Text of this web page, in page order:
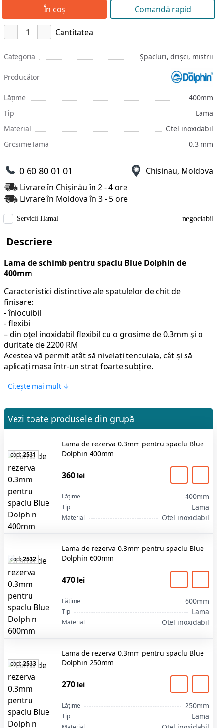
În coș Comandă rapid
Cantitatea
Categoria Șpacluri, drișci, mistrii
Producător
Lățime
400mm
Tip
Lama
Material
Otel inoxidabil
Grosime lamă
0.3 mm
0 60 80 01 01
Chisinau, Moldova
Livrare în Chișinău în 2 - 4 ore
Livrare în Moldova în 3 - 5 ore
Servicii Hamal negociabil
Descriere
Lama de schimb pentru spaclu Blue Dolphin de
400mm
Caracteristici distinctive ale spatulelor de chit de
finisare:
- înlocuibil
- flexibil
– din oțel inoxidabil flexibil cu o grosime de 0.3mm și o
duritate de 2200 RM
Acestea vă permit atât să nivelați tencuiala, cât și să
aplicați masa într-un strat foarte subțire.
Lama de rezerva 0.3mm pentru spaclu Blue Dolphin
construcții și renovare, oferind rezultate excelente.
Alegerea pentru acest produs reprezintă o investiție
sigură în calitatea lucrărilor. Comandați pe
Moldova.
Citește mai mult ↓
Vezi toate produsele din grupă
cod:2531
Lama de rezerva 0.3mm pentru spaclu Blue
Dolphin 400mm
360 lei
Lățime 400mm
Tip Lama
Material Otel inoxidabil
cod:2532
Lama de rezerva 0.3mm pentru spaclu Blue
Dolphin 600mm
470 lei
Lățime 600mm
Tip Lama
Material Otel inoxidabil
cod:2533
Lama de rezerva 0.3mm pentru spaclu Blue
Dolphin 250mm
270 lei
Lățime 250mm
Tip Lama